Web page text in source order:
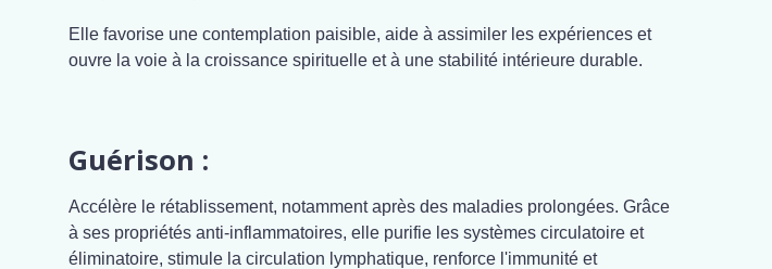
Elle favorise une contemplation paisible, aide à assimiler les expériences et
ouvre la voie à la croissance spirituelle et à une stabilité intérieure durable.
Guérison :
Accélère le rétablissement, notamment après des maladies prolongées. Grâce
à ses propriétés anti-inflammatoires, elle purifie les systèmes circulatoire et
éliminatoire, stimule la circulation lymphatique, renforce l'immunité et